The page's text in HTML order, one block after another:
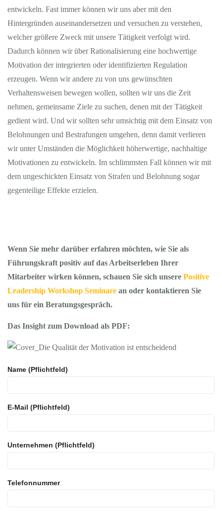
entwickeln. Fast immer können wir uns aber mit den
Hintergründen auseinandersetzen und versuchen zu verstehen,
welcher größere Zweck mit unsere Tätigkeit verfolgt wird.
Dadurch können wir über Rationalisierung eine hochwertige
Motivation der integrierten oder identifizierten Regulation
erzeugen. Wenn wir andere zu von uns gewünschten
Verhaltensweisen bewegen wollen, sollten wir uns die Zeit
nehmen, gemeinsame Ziele zu suchen, denen mit der Tätigkeit
gedient wird. Und wir sollten sehr umsichtig mit dem Einsatz von
Belohnungen und Bestrafungen umgehen, denn damit verlieren
wir unter Umständen die Möglichkeit höherwertige, nachhaltige
Motivationen zu entwickeln. Im schlimmsten Fall können wir mit
dem ungeschickten Einsatz von Strafen und Belohnung sogar
gegenteilige Effekte erzielen.
Wenn Sie mehr darüber erfahren möchten, wie Sie als
Führungskraft positiv auf das Arbeitserleben Ihrer
Mitarbeiter wirken können, schauen Sie sich unsere Positive
Leadership Workshop Seminare an oder kontaktieren Sie
uns für ein Beratungsgespräch.
Das Insight zum Download als PDF:
Name (Pflichtfeld)
E-Mail (Pflichtfeld)
Unternehmen (Pflichtfeld)
Telefonnummer